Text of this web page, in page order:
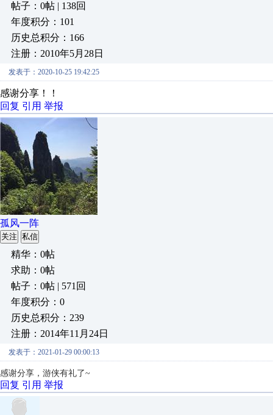
帖子：0帖 | 138回
年度积分：101
历史总积分：166
注册：2010年5月28日
发表于：2020-10-25 19:42:25
感谢分享！！
回复 引用 举报
孤风一阵
关注 私信
精华：0帖
求助：0帖
帖子：0帖 | 571回
年度积分：0
历史总积分：239
注册：2014年11月24日
发表于：2021-01-29 00:00:13
感谢分享，游侠有礼了~
回复 引用 举报